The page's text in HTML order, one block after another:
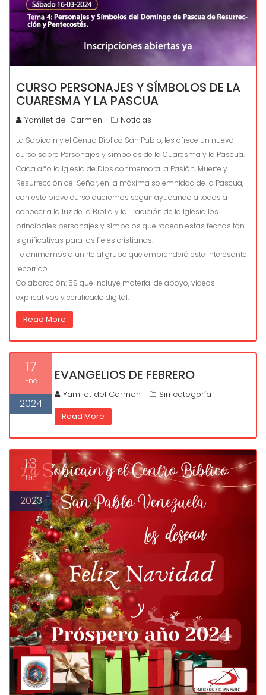
CURSO PERSONAJES Y SÍMBOLOS DE LA
CUARESMA Y LA PASCUA
Yamilet del Carmen Noticias
La Sobicain y el Centro Bíblico San Pablo, les ofrece un nuevo
curso sobre Personajes y símbolos de la Cuaresma y la Pascua.
Cada año la Iglesia de Dios conmemora la Pasión, Muerte y
Resurrección del Señor, en la máxima solemnidad de la Pascua,
con este breve curso queremos seguir ayudando a todos a
conocer a la luz de la Biblia y la Tradición de la Iglesia los
principales personajes y símbolos que rodean estas fechas tan
significativas para los fieles cristianos.
Te animamos a unirte al grupo que emprenderá este interesante
recorrido.
Colaboración: 5$ que incluye material de apoyo, videos
explicativos y certificado digital.
Read More
17
Ene
2024
EVANGELIOS DE FEBRERO
Yamilet del Carmen
Sin categoría
Read More
13
Dic
2023